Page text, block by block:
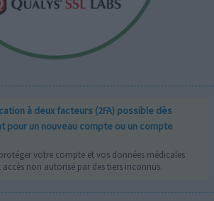
à deux facteurs (2FA) possible dès
pour un nouveau compte ou un compte
votre compte et vos données médicales
non autorisé par des tiers inconnus.